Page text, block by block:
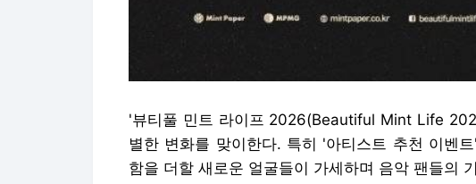
'뷰티풀 민트 라이프 2026(Beautiful Mint Life
별한 변화를 맞이한다. 특히 '아티스트 추천 이벤
함을 더할 새로운 얼굴들이 가세하며 음악 팬들의